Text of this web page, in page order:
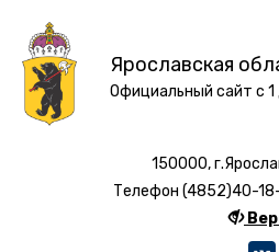
Ярославская
Официальный сайт с 1
150000,
Телефон (4852)40-